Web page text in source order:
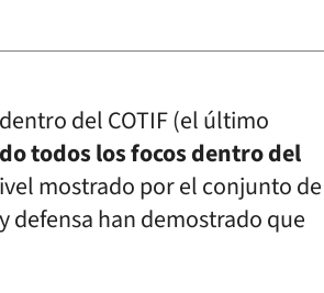
del COTIF (el último
todos los focos dentro del
mostrado por el conjunto de
defensa han demostrado que